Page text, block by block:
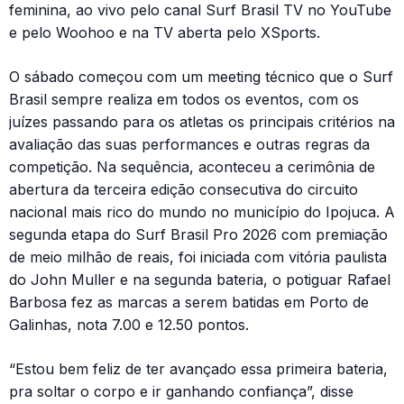
feminina, ao vivo pelo canal Surf Brasil TV no YouTube
e pelo Woohoo e na TV aberta pelo XSports.
O sábado começou com um meeting técnico que o Surf
Brasil sempre realiza em todos os eventos, com os
juízes passando para os atletas os principais critérios na
avaliação das suas performances e outras regras da
competição. Na sequência, aconteceu a cerimônia de
abertura da terceira edição consecutiva do circuito
nacional mais rico do mundo no município do Ipojuca. A
segunda etapa do Surf Brasil Pro 2026 com premiação
de meio milhão de reais, foi iniciada com vitória paulista
do John Muller e na segunda bateria, o potiguar Rafael
Barbosa fez as marcas a serem batidas em Porto de
Galinhas, nota 7.00 e 12.50 pontos.
“Estou bem feliz de ter avançado essa primeira bateria,
pra soltar o corpo e ir ganhando confiança”, disse